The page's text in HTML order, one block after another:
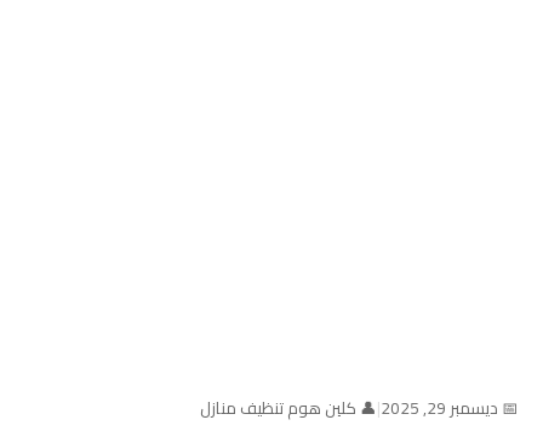
📅 ديسمبر 29, 2025 |👤 كلين هوم تنظيف منازل